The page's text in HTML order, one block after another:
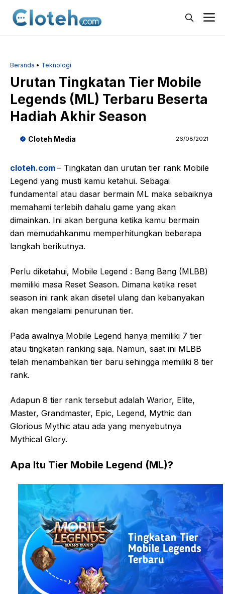
Beranda • Teknologi
Urutan Tingkatan Tier Mobile
Legends (ML) Terbaru Beserta
Hadiah Akhir Season
Cloteh Media 26/08/2021
cloteh.com – Tingkatan dan urutan tier rank Mobile
Legend yang musti kamu ketahui. Sebagai
fundamental atau dasar bermain ML maka sebaiknya
memahami terlebih dahalu game yang akan
dimainkan. Ini akan berguna ketika kamu bermain
dan memudahkanmu memperhitungkan beberapa
langkah berikutnya.
Perlu diketahui, Mobile Legend : Bang Bang (MLBB)
memiliki masa Reset Season. Dimana ketika reset
season ini rank akan disetel ulang dan kebanyakan
akan mengalami penurunan tier.
Pada awalnya Mobile Legend hanya memiliki 7 tier
atau tingkatan ranking saja. Namun, saat ini MLBB
telah menambahkan tier baru sehingga memiliki 8 tier
rank.
Adapun 8 tier rank tersebut adalah Warior, Elite,
Master, Grandmaster, Epic, Legend, Mythic dan
Glorious Mythic atau ada yang menyebutnya
Mythical Glory.
Apa Itu Tier Mobile Legend (ML)?